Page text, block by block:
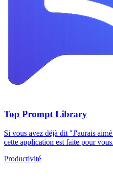
Top Prompt Library
Si vous avez déjà dit "J'aurais
cette application est faite pour vous.
Productivité